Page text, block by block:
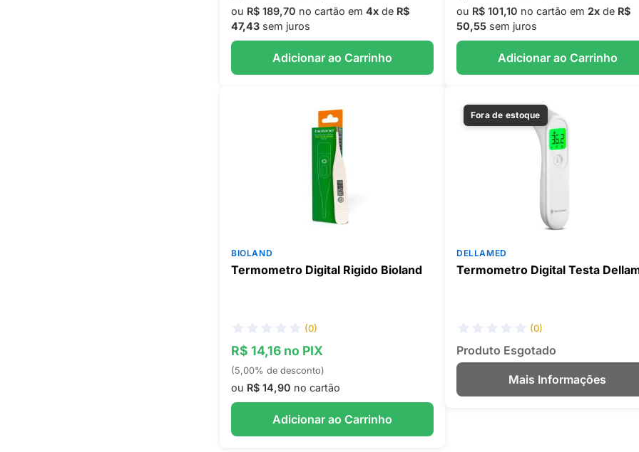
ou R$ 189,70 no cartão em 4xde R$
47,43sem juros
Adicionar ao Carrinho
ou R$ 101,10 no cartão em 2xde R$
50,55sem juros
Adicionar ao Carrinho
BIOLAND
Termometro Digital Rigido Bioland
(0)
R$ 14,16 no PIX
(5,00% de desconto)
ou R$ 14,90 no cartão
Adicionar ao Carrinho
Fora de estoque
DELLAMED
Termometro Digital Testa
(0)
Produto Esgotado
Mais Informações